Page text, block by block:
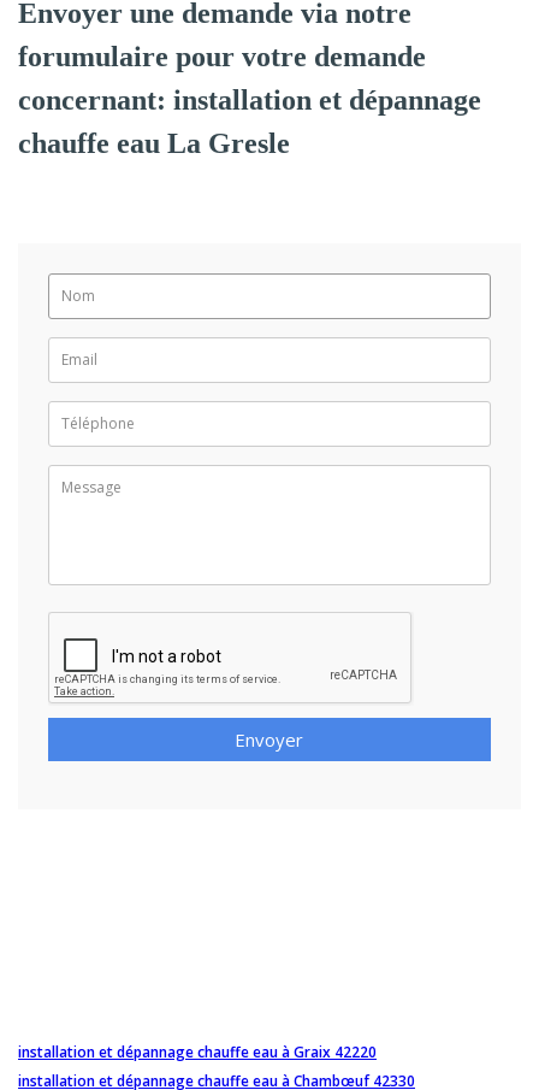
Envoyer une demande via notre
forumulaire pour votre demande
concernant: installation et dépannage
chauffe eau La Gresle
Envoyer
installation et dépannage chauffe eau à Graix 42220
installation et dépannage chauffe eau à Chambœuf 42330